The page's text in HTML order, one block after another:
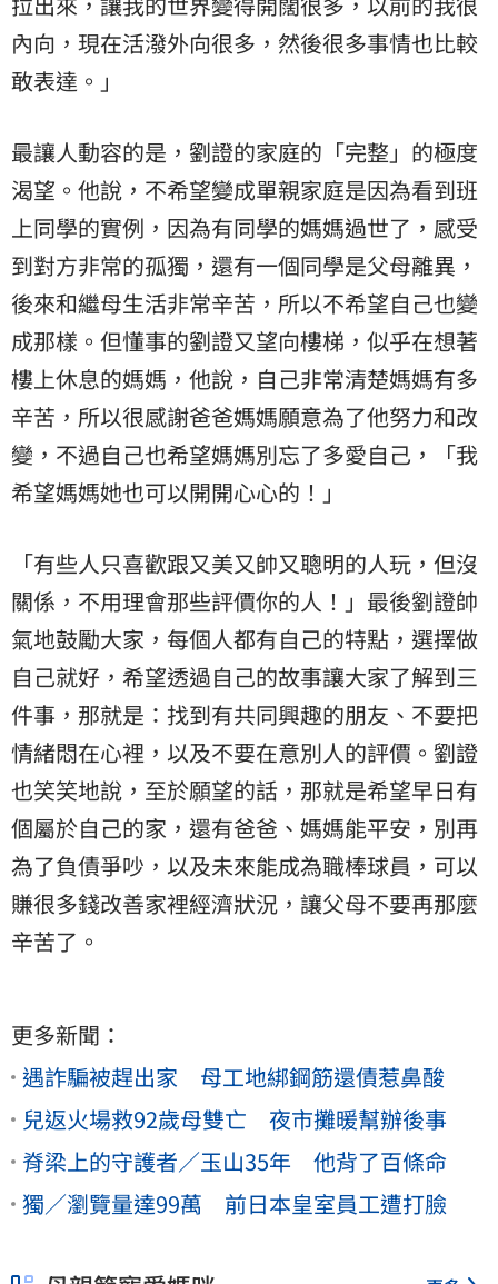
內向，現在活潑外向很多，然後很多事情也比較
敢表達。」
最讓人動容的是，劉證的家庭的「完整」的極度
渴望。他說，不希望變成單親家庭是因為看到班
上同學的實例，因為有同學的媽媽過世了，感受
到對方非常的孤獨，還有一個同學是父母離異，
後來和繼母生活非常辛苦，所以不希望自己也變
成那樣。但懂事的劉證又望向樓梯，似乎在想著
樓上休息的媽媽，他說，自己非常清楚媽媽有多
辛苦，所以很感謝爸爸媽媽願意為了他努力和改
變，不過自己也希望媽媽別忘了多愛自己，「我
希望媽媽她也可以開開心心的！」
「有些人只喜歡跟又美又帥又聰明的人玩，但沒
關係，不用理會那些評價你的人！」最後劉證帥
氣地鼓勵大家，每個人都有自己的特點，選擇做
自己就好，希望透過自己的故事讓大家了解到三
件事，那就是：找到有共同興趣的朋友、不要把
情緒悶在心裡，以及不要在意別人的評價。劉證
也笑笑地說，至於願望的話，那就是希望早日有
個屬於自己的家，還有爸爸、媽媽能平安，別再
為了負債爭吵，以及未來能成為職棒球員，可以
賺很多錢改善家裡經濟狀況，讓父母不要再那麼
辛苦了。
更多新聞：
遇詐騙被趕出家 母工地綁鋼筋還債惹鼻酸
兒返火場救92歲母雙亡 夜市攤暖幫辦後事
脊梁上的守護者／玉山35年 他背了百條命
獨／瀏覽量達99萬 前日本皇室員工遭打臉